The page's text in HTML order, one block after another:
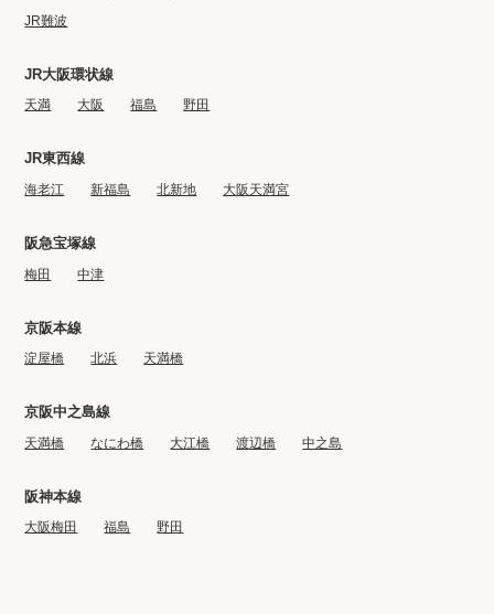
JR難波
JR大阪環状線
天満 大阪 福島 野田
JR東西線
海老江 新福島 北新地 大阪天満宮
阪急宝塚線
梅田 中津
京阪本線
淀屋橋 北浜 天満橋
京阪中之島線
天満橋 なにわ橋 大江橋 渡辺橋 中之島
阪神本線
大阪梅田 福島 野田